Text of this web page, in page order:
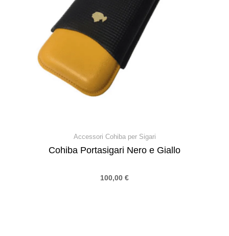
Accessori Cohiba per Sigari
Cohiba Portasigari Nero e Giallo
100,00 €